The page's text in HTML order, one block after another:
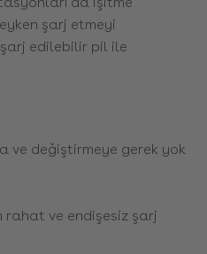
şarj etmeyi
edilebilir pil ile
ve değiştirmeye gerek yok
rahat ve endişesiz şarj